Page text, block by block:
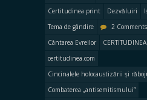
Certitudinea print
Dezvăluiri
Tema de gândire
2 Comments
Cântarea Evreilor
certitudinea.com
Cincinalele holocaustizării și
Combaterea „antisemitismului”